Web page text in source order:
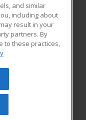
All rights
be reproduced or
prior written
Privacy Policy
and similar
including about
result in your
partners. By
to these practices,